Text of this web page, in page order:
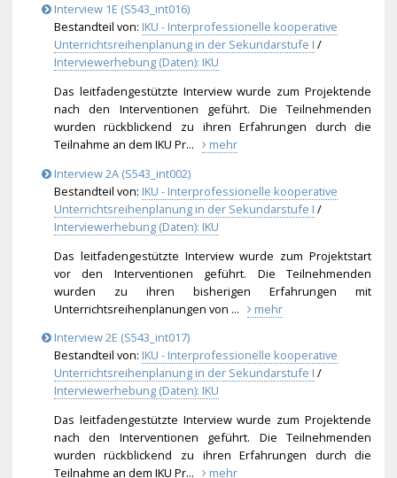
Interview 1E (S543_int016)
Bestandteil von: IKU - Interprofessionelle kooperative
Unterrichtsreihenplanung in der Sekundarstufe I /
Interviewerhebung (Daten): IKU
Das leitfadengestützte Interview wurde zum Projektende
nach den Interventionen geführt. Die Teilnehmenden
wurden rückblickend zu ihren Erfahrungen durch die
Teilnahme an dem IKU Pr...
mehr
Interview 2A (S543_int002)
Bestandteil von: IKU - Interprofessionelle kooperative
Unterrichtsreihenplanung in der Sekundarstufe I /
Interviewerhebung (Daten): IKU
Das leitfadengestützte Interview wurde zum Projektstart
vor den Interventionen geführt. Die Teilnehmenden
wurden zu ihren bisherigen Erfahrungen mit
Unterrichtsreihenplanungen von ...
mehr
Interview 2E (S543_int017)
Bestandteil von: IKU - Interprofessionelle kooperative
Unterrichtsreihenplanung in der Sekundarstufe I /
Interviewerhebung (Daten): IKU
Das leitfadengestützte Interview wurde zum Projektende
nach den Interventionen geführt. Die Teilnehmenden
wurden rückblickend zu ihren Erfahrungen durch die
Teilnahme an dem IKU Pr...
mehr